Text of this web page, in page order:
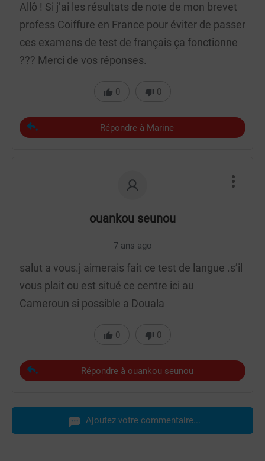
Allô ! Si j’ai les résultats de note de mon brevet
profess Coiffure en France pour éviter de passer
ces examens de test de français ça fonctionne
??? Merci de vos réponses.
0 0
Répondre à Marine
ouankou seunou
7 ans ago
salut a vous.j aimerais fait ce test de langue .s’il
vous plait ou est situé ce centre ici au
Cameroun si possible a Douala
0 0
Répondre à ouankou seunou
Ajoutez votre commentaire...